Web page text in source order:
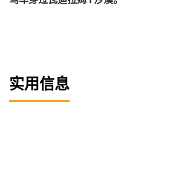
实用信息